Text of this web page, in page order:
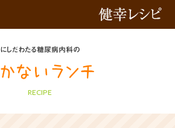
健幸レシピ
にしだわたる糖尿病内科の
RECIPE